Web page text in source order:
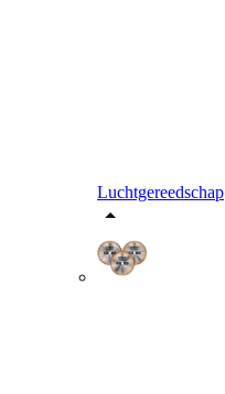
Luchtgereedschap